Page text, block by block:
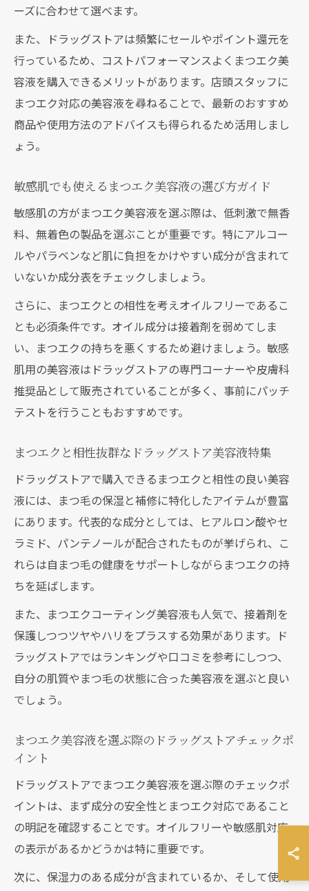
ーズに合わせて選べます。
また、ドラッグストアは頻繁にセールやポイント還元を
行っているため、コストパフォーマンスよくまつエク美
容液を購入できるメリットがあります。店頭スタッフに
まつエク対応の美容液を尋ねることで、最新のおすすめ
商品や使用方法のアドバイスも得られるため活用しまし
ょう。
敏感肌でも使えるまつエク美容液の選び方ガイド
敏感肌の方がまつエク美容液を選ぶ際は、低刺激で無香
料、無着色の製品を選ぶことが重要です。特にアルコー
ルやパラベンなど肌に負担をかけやすい成分が含まれて
いないか成分表をチェックしましょう。
さらに、まつエクとの相性を考えオイルフリーであるこ
とも必須条件です。オイル成分は接着剤を弱めてしま
い、まつエクの持ちを悪くするため避けましょう。敏感
肌用の美容液はドラッグストアの専門コーナーや皮膚科
推奨品として販売されていることが多く、事前にパッチ
テストを行うこともおすすめです。
まつエクと相性抜群なドラッグストア美容液特集
ドラッグストアで購入できるまつエクと相性の良い美容
液には、まつ毛の保湿と補修に特化したアイテムが豊富
にあります。代表的な成分としては、ヒアルロン酸やセ
ラミド、パンテノールが配合されたものが挙げられ、こ
れらは自まつ毛の健康をサポートしながらまつエクの持
ちを延ばします。
また、まつエクコーティング美容液も人気で、接着剤を
保護しつつツヤやハリをプラスする効果があります。ド
ラッグストアではランキングや口コミを参考にしつつ、
自分の肌質やまつ毛の状態に合った美容液を選ぶと良い
でしょう。
まつエク美容液を選ぶ際のドラッグストアチェックポ
イント
ドラッグストアでまつエク美容液を選ぶ際のチェックポ
イントは、まず成分の安全性とまつエク対応であること
の明記を確認することです。オイルフリーや敏感肌対応
の表示があるかどうかは特に重要です。
次に、保湿力のある成分が含まれているか、そして使用